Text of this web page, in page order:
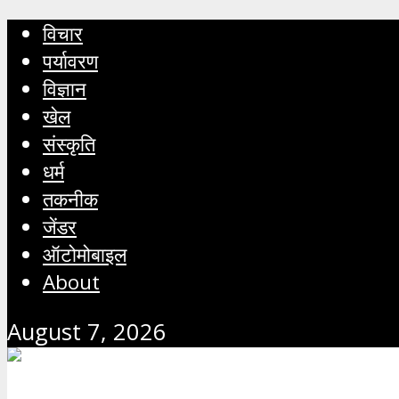
विचार
पर्यावरण
विज्ञान
खेल
संस्कृति
धर्म
तकनीक
जेंडर
ऑटोमोबाइल
About
August 7, 2026